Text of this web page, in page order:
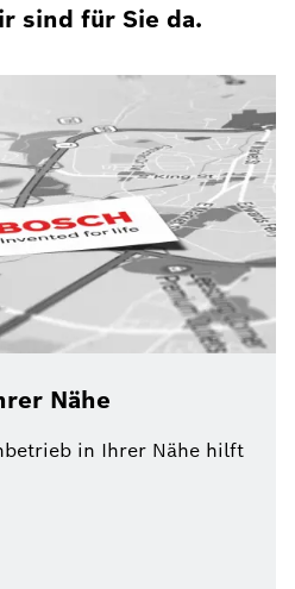
sind für Sie da.
Nähe
in Ihrer Nähe hilft